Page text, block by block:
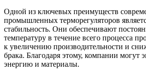
Одной из ключевых преимуществ
промышленных терморегуляторов
стабильность. Они обеспечивают
температуру в течение всего процесса
к увеличению производительности и
брака. Благодаря этому, компании могут
энергию и материалы.